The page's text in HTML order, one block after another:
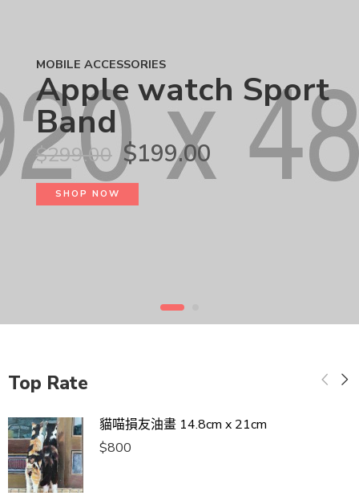
MOBILE ACCESSORIES
Apple watch Sport
Band
$299.00 $199.00
SHOP NOW
Top Rate
貓喵損友油畫 14.8cm x 21cm
$800